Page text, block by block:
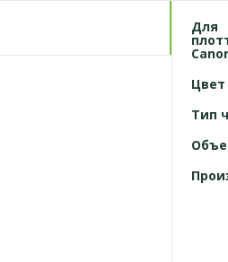
Для
Тип